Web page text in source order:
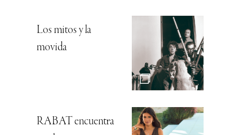
Los mitos y la
movida
RABAT encuentra